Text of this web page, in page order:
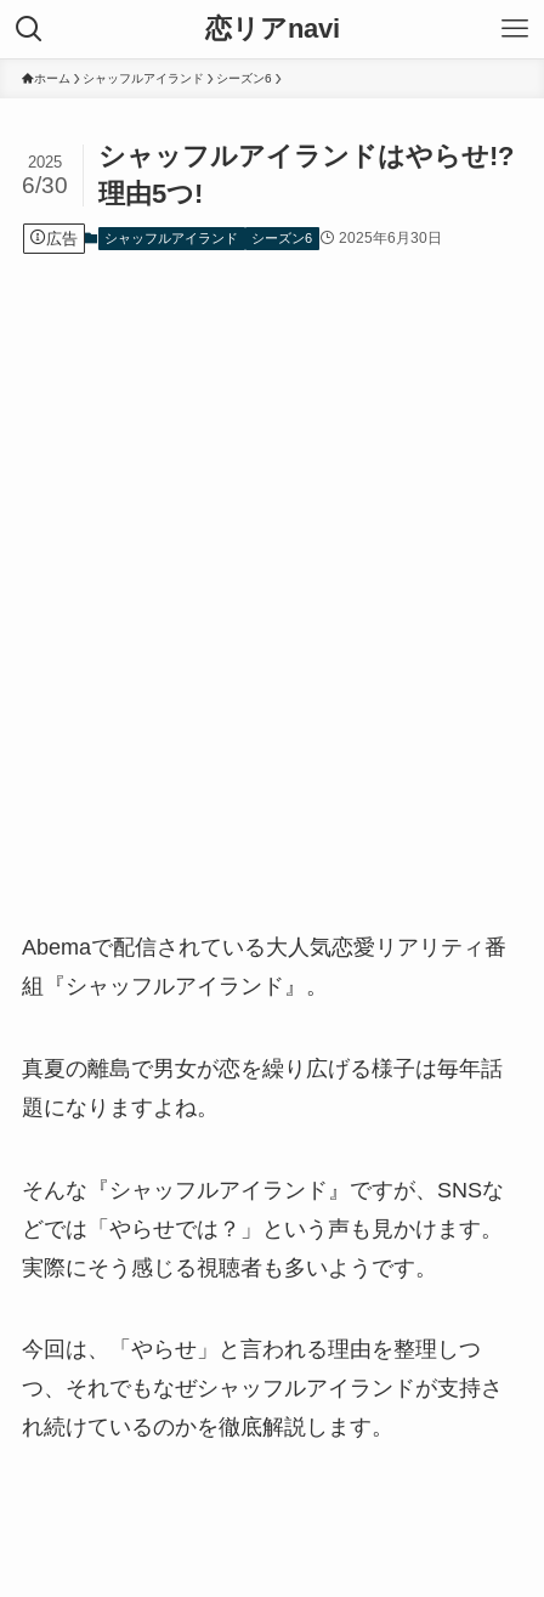
恋リアnavi
ホーム シャッフルアイランド シーズン6
シャッフルアイランドはやらせ!?
理由5つ!
2025
6/30
広告 シャッフルアイランド シーズン6 2025年6月30日
Abemaで配信されている大人気恋愛リアリティ番
組『シャッフルアイランド』。
真夏の離島で男女が恋を繰り広げる様子は毎年話
題になりますよね。
そんな『シャッフルアイランド』ですが、SNSな
どでは「やらせでは？」という声も見かけます。
実際にそう感じる視聴者も多いようです。
今回は、「やらせ」と言われる理由を整理しつ
つ、それでもなぜシャッフルアイランドが支持さ
れ続けているのかを徹底解説します。